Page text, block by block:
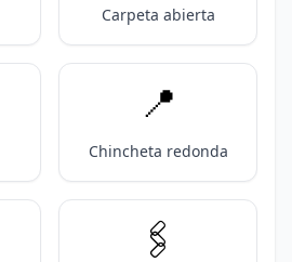
Carpeta abierta
📍
Chincheta redonda
🖇️